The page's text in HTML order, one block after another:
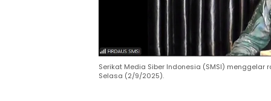
Serikat Media Siber Indonesia (SMSI)
Selasa (2/9/2025).